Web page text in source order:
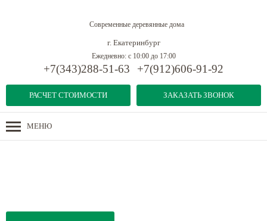
Современные деревянные дома
г. Екатеринбург
РАСЧЕТ СТОИМОСТИ
Ежедневно: с 10:00 до 17:00
+7(343)288-51-63 +7(912)606-91-92
ЗАКАЗАТЬ ЗВОНОК
МЕНЮ